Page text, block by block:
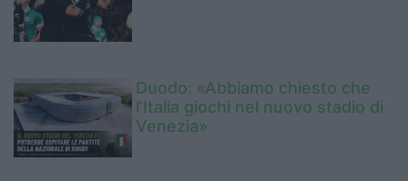
Duodo: «Abbiamo chiesto che
l’Italia giochi nel nuovo stadio di
Venezia»